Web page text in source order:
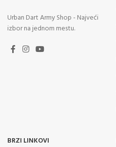
Urban Dart Army Shop - Najveći
izbor na jednom mestu.
BRZI LINKOVI